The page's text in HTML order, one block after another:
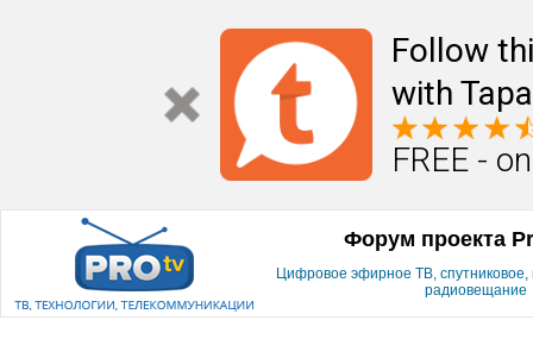
Follow
with
FREE -
Форум проекта
Цифровое эфирное ТВ, спутниковое,
радиовещание